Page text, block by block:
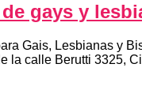
gays y
Gais, Lesbianas y
la calle Berutti 3325,